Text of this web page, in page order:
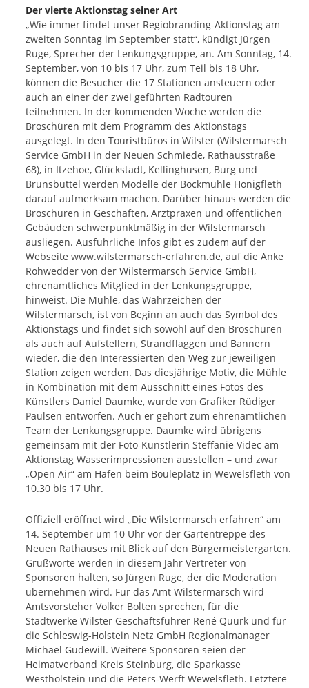
Der vierte Aktionstag seiner Art
„Wie immer findet unser Regiobranding-Aktionstag am
zweiten Sonntag im September statt“, kündigt Jürgen
Ruge, Sprecher der Lenkungsgruppe, an. Am Sonntag, 14.
September, von 10 bis 17 Uhr, zum Teil bis 18 Uhr,
können die Besucher die 17 Stationen ansteuern oder
auch an einer der zwei geführten Radtouren
teilnehmen. In der kommenden Woche werden die
Broschüren mit dem Programm des Aktionstags
ausgelegt. In den Touristbüros in Wilster (Wilstermarsch
Service GmbH in der Neuen Schmiede, Rathausstraße
68), in Itzehoe, Glückstadt, Kellinghusen, Burg und
Brunsbüttel werden Modelle der Bockmühle Honigfleth
darauf aufmerksam machen. Darüber hinaus werden die
Broschüren in Geschäften, Arztpraxen und öffentlichen
Gebäuden schwerpunktmäßig in der Wilstermarsch
ausliegen. Ausführliche Infos gibt es zudem auf der
Webseite www.wilstermarsch-erfahren.de, auf die Anke
Rohwedder von der Wilstermarsch Service GmbH,
ehrenamtliches Mitglied in der Lenkungsgruppe,
hinweist. Die Mühle, das Wahrzeichen der
Wilstermarsch, ist von Beginn an auch das Symbol des
Aktionstags und findet sich sowohl auf den Broschüren
als auch auf Aufstellern, Strandflaggen und Bannern
wieder, die den Interessierten den Weg zur jeweiligen
Station zeigen werden. Das diesjährige Motiv, die Mühle
in Kombination mit dem Ausschnitt eines Fotos des
Künstlers Daniel Daumke, wurde von Grafiker Rüdiger
Paulsen entworfen. Auch er gehört zum ehrenamtlichen
Team der Lenkungsgruppe. Daumke wird übrigens
gemeinsam mit der Foto-Künstlerin Steffanie Videc am
Aktionstag Wasserimpressionen ausstellen – und zwar
„Open Air“ am Hafen beim Bouleplatz in Wewelsfleth von
10.30 bis 17 Uhr.
Offiziell eröffnet wird „Die Wilstermarsch erfahren“ am
14. September um 10 Uhr vor der Gartentreppe des
Neuen Rathauses mit Blick auf den Bürgermeistergarten.
Grußworte werden in diesem Jahr Vertreter von
Sponsoren halten, so Jürgen Ruge, der die Moderation
übernehmen wird. Für das Amt Wilstermarsch wird
Amtsvorsteher Volker Bolten sprechen, für die
Stadtwerke Wilster Geschäftsführer René Quurk und für
die Schleswig-Holstein Netz GmbH Regionalmanager
Michael Gudewill. Weitere Sponsoren seien der
Heimatverband Kreis Steinburg, die Sparkasse
Westholstein und die Peters-Werft Wewelsfleth. Letztere